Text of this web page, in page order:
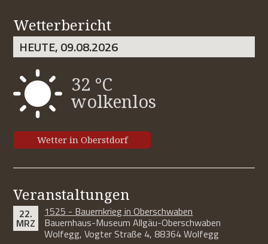
Wetterbericht
HEUTE, 09.08.2026
32 °C
wolkenlos
Wetter in Oberstdorf
Veranstaltungen
22.
MRZ
1525 - Bauernkrieg in Oberschwaben
Bauernhaus-Museum Allgäu-Oberschwaben
Wolfegg, Vogter Straße 4, 88364 Wolfegg